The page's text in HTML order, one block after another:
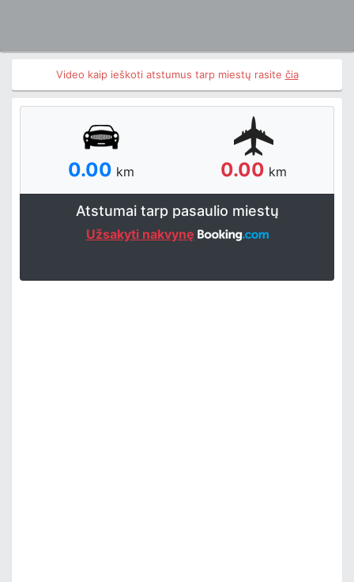
Video kaip ieškoti atstumus tarp miestų rasite čia
0.00 km 0.00 km
Atstumai tarp pasaulio miestų
Užsakyti nakvynę